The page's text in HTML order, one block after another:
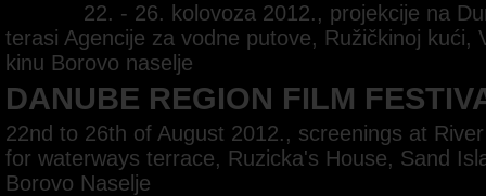
22. - 26. kolovoza 2012., projekcije na
terasi Agencije za vodne putove, Ružičkinoj kući,
kinu Borovo naselje
DANUBE REGION FILM
22nd to 26th of August 2012., screenings at
for waterways terrace, Ruzicka's House, Sand
Borovo Naselje